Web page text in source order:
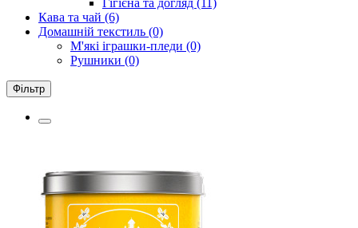
Гігієна та догляд (11)
Кава та чай (6)
Домашній текстиль (0)
М'які іграшки-пледи (0)
Рушники (0)
Фільтр